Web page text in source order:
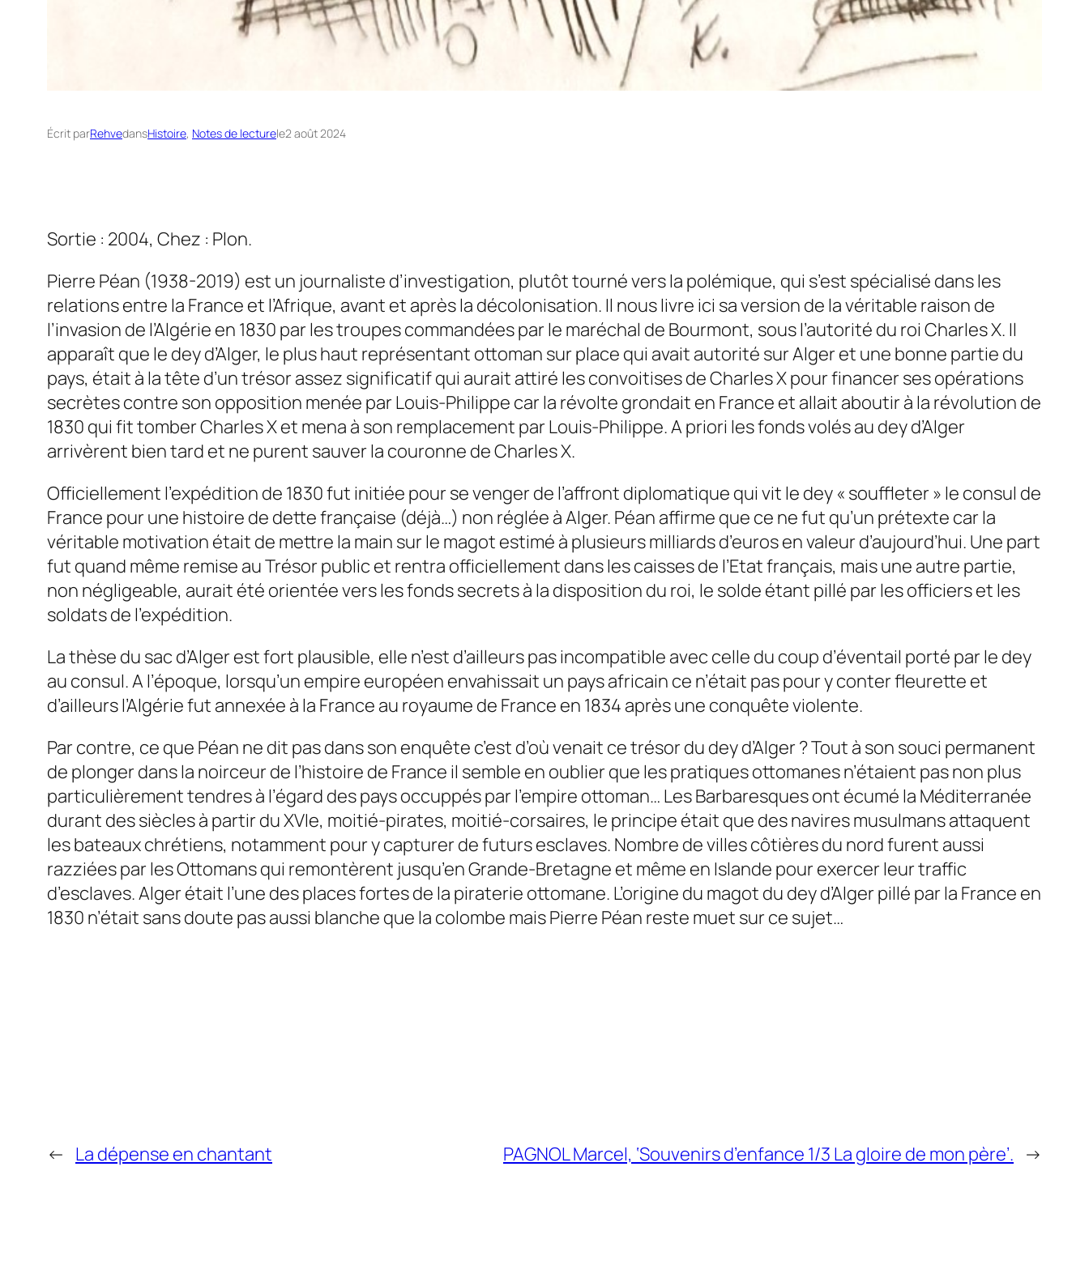
Écrit parRehvedansHistoire, Notes de lecturele2 août 2024
Sortie : 2004, Chez : Plon.
Pierre Péan (1938-2019) est un journaliste d’investigation, plutôt tourné vers la polémique, qui s’est spécialisé dans les
relations entre la France et l’Afrique, avant et après la décolonisation. Il nous livre ici sa version de la véritable raison de
l’invasion de l’Algérie en 1830 par les troupes commandées par le maréchal de Bourmont, sous l’autorité du roi Charles X. Il
apparaît que le dey d’Alger, le plus haut représentant ottoman sur place qui avait autorité sur Alger et une bonne partie du
pays, était à la tête d’un trésor assez significatif qui aurait attiré les convoitises de Charles X pour financer ses opérations
secrètes contre son opposition menée par Louis-Philippe car la révolte grondait en France et allait aboutir à la révolution de
1830 qui fit tomber Charles X et mena à son remplacement par Louis-Philippe. A priori les fonds volés au dey d’Alger
arrivèrent bien tard et ne purent sauver la couronne de Charles X.
Officiellement l’expédition de 1830 fut initiée pour se venger de l’affront diplomatique qui vit le dey « souffleter » le consul de
France pour une histoire de dette française (déjà…) non réglée à Alger. Péan affirme que ce ne fut qu’un prétexte car la
véritable motivation était de mettre la main sur le magot estimé à plusieurs milliards d’euros en valeur d’aujourd’hui. Une part
fut quand même remise au Trésor public et rentra officiellement dans les caisses de l’Etat français, mais une autre partie,
non négligeable, aurait été orientée vers les fonds secrets à la disposition du roi, le solde étant pillé par les officiers et les
soldats de l’expédition.
La thèse du sac d’Alger est fort plausible, elle n’est d’ailleurs pas incompatible avec celle du coup d’éventail porté par le dey
au consul. A l’époque, lorsqu’un empire européen envahissait un pays africain ce n’était pas pour y conter fleurette et
d’ailleurs l’Algérie fut annexée à la France au royaume de France en 1834 après une conquête violente.
Par contre, ce que Péan ne dit pas dans son enquête c’est d’où venait ce trésor du dey d’Alger ? Tout à son souci permanent
de plonger dans la noirceur de l’histoire de France il semble en oublier que les pratiques ottomanes n’étaient pas non plus
particulièrement tendres à l’égard des pays occuppés par l’empire ottoman… Les Barbaresques ont écumé la Méditerranée
durant des siècles à partir du XVIe, moitié-pirates, moitié-corsaires, le principe était que des navires musulmans attaquent
les bateaux chrétiens, notamment pour y capturer de futurs esclaves. Nombre de villes côtières du nord furent aussi
razziées par les Ottomans qui remontèrent jusqu’en Grande-Bretagne et même en Islande pour exercer leur traffic
d’esclaves. Alger était l’une des places fortes de la piraterie ottomane. L’origine du magot du dey d’Alger pillé par la France en
1830 n’était sans doute pas aussi blanche que la colombe mais Pierre Péan reste muet sur ce sujet…
← La dépense en chantant PAGNOL Marcel, ‘Souvenirs d’enfance 1/3 La gloire de mon père’. →